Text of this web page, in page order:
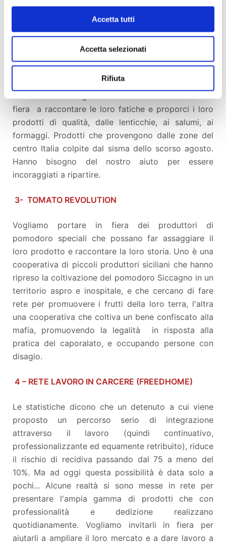
Accetta tutti
Accetta selezionati
Rifiuta
quello che vivono da un po' di anni a questa parte.
Questi ragazzi cercano anche lavoro, e se ne stanno
inventando uno. Aiutiamoli a portare in Fiera la loro
proposta di un incredibile viaggio!
2 - ZONE TERREMOTATE dell'Italia centrale
fiera a raccontare le loro fatiche e proporci i loro
prodotti di qualità, dalle lenticchie, ai salumi, ai
formaggi. Prodotti che provengono dalle zone del
centro Italia colpite dal sisma dello scorso agosto.
Hanno bisogno del nostro aiuto per essere
incoraggiati a ripartire.
3- TOMATO REVOLUTION
Vogliamo portare in fiera dei produttori di
pomodoro speciali che possano far assaggiare il
loro prodotto e raccontare la loro storia. Uno è una
cooperativa di piccoli produttori siciliani che hanno
ripreso la coltivazione del pomodoro Siccagno in un
territorio aspro e inospitale, e che cercano di fare
rete per promuovere i frutti della loro terra, l'altra
una cooperativa che coltiva un bene confiscato alla
mafia, promuovendo la legalità in risposta alla
pratica del caporalato, e occupando persone con
disagio.
4 – RETE LAVORO IN CARCERE (FREEDHOME)
Le statistiche dicono che un detenuto a cui viene
proposto un percorso serio di integrazione
attraverso il lavoro (quindi continuativo,
professionalizzante ed equamente retribuito), riduce
il rischio di recidiva passando dal 75 a meno del
10%. Ma ad oggi questa possibilità è data solo a
pochi... Alcune realtà si sono messe in rete per
presentare l'ampia gamma di prodotti che con
professionalità e dedizione realizzano
quotidianamente. Vogliamo invitarli in fiera per
aiutarli a ampliare il loro mercato e a dare lavoro a